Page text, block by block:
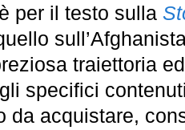
per il testo sulla
traiettoria
specifici
da acquistare,